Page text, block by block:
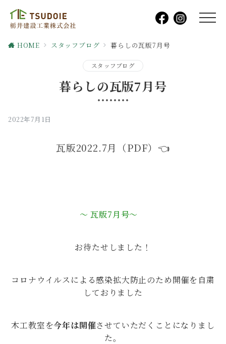
HOME スタッフブログ 暮らしの瓦版7月号
スタッフブログ
暮らしの瓦版7月号
2022年7月1日
瓦版2022.7月（PDF）👈
～ 瓦版7月号～
お待たせしました！
コロナウイルスによる感染拡大防止のため開催を自粛
しておりました
木工教室を今年は開催させていただくことになりまし
た。